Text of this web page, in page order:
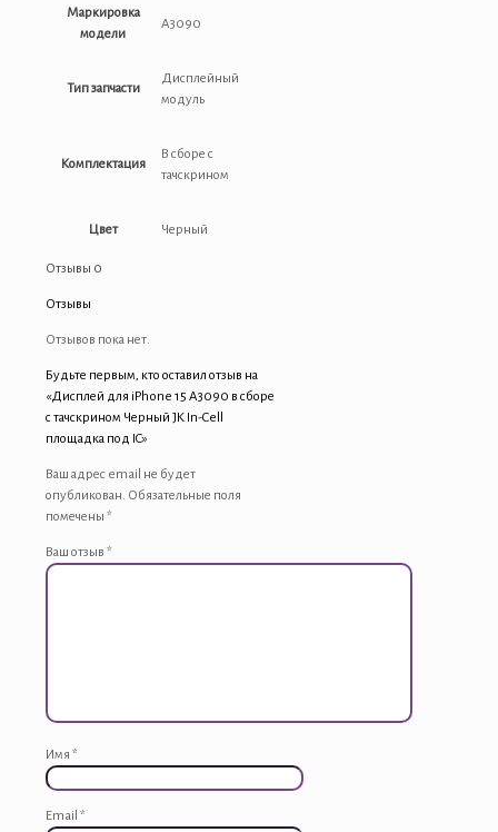
Маркировка
модели
A3090
Тип запчасти
Дисплейный
модуль
Комплектация
В сборе с
тачскрином
Цвет Черный
Отзывы 0
Отзывы
Отзывов пока нет.
Будьте первым, кто оставил отзыв на
«Дисплей для iPhone 15 A3090 в сборе
с тачскрином Черный JK In-Cell
площадка под IC»
Ваш адрес email не будет
опубликован. Обязательные поля
помечены *
Ваш отзыв *
Имя *
Email *